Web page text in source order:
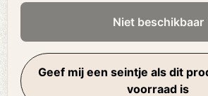
Niet beschikbaar
Geef mij een seintje als dit
voorraad is